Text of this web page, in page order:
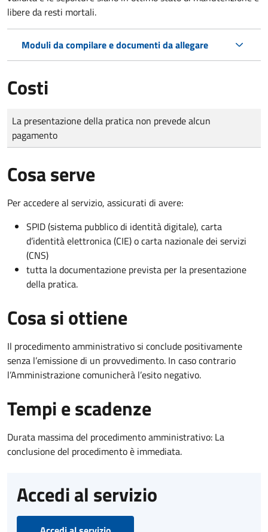
libere da resti mortali.
Moduli da compilare e documenti da allegare
Costi
Tipo di pagamento
Importo
La presentazione della pratica non prevede alcun
pagamento
Cosa serve
Per accedere al servizio, assicurati di avere:
SPID (sistema pubblico di identità digitale), carta
d’identità elettronica (CIE) o carta nazionale dei servizi
(CNS)
tutta la documentazione prevista per la presentazione
della pratica.
Cosa si ottiene
Il procedimento amministrativo si conclude positivamente
senza l’emissione di un provvedimento. In caso contrario
l’Amministrazione comunicherà l’esito negativo.
Tempi e scadenze
Durata massima del procedimento amministrativo: La
conclusione del procedimento è immediata.
Accedi al servizio